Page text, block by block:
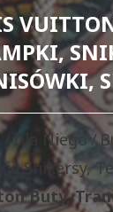
Dla Niego
Snikersy,
Buty,